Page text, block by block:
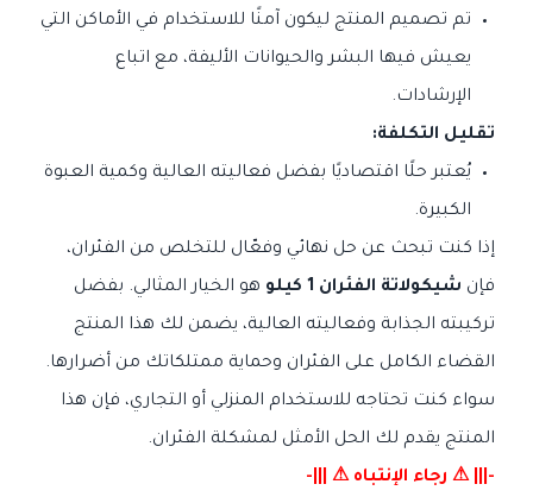
تم تصميم المنتج ليكون آمنًا للاستخدام في الأماكن التي
يعيش فيها البشر والحيوانات الأليفة، مع اتباع
الإرشادات.
تقليل التكلفة:
يُعتبر حلًا اقتصاديًا بفضل فعاليته العالية وكمية العبوة
الكبيرة.
إذا كنت تبحث عن حل نهائي وفعّال للتخلص من الفئران،
فإن شيكولاتة الفئران 1 كيلو
هو الخيار المثالي. بفضل
تركيبته الجذابة وفعاليته العالية، يضمن لك هذا المنتج
القضاء الكامل على الفئران وحماية ممتلكاتك من أضرارها.
سواء كنت تحتاجه للاستخدام المنزلي أو التجاري، فإن هذا
المنتج يقدم لك الحل الأمثل لمشكلة الفئران.
-|||
⚠ رجاء الإنتباه ⚠ |||-